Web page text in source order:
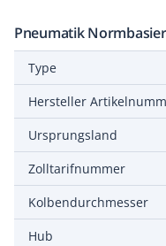
Pneumatik
Type
Hersteller
Ursprungsland
Zolltarifnummer
Kolbendurchmesser
Hub